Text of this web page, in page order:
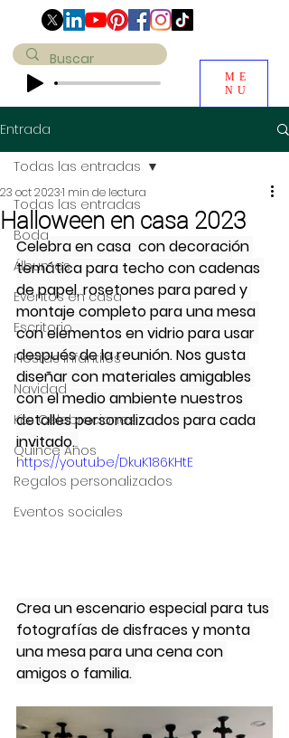
ME
NU
Entrada
Todas las entradas
Boda
Álbumes
Eventos en casa
Escritorio
Fiestas infantiles
Navidad
Kits Celebraciones
Quince Años
Regalos personalizados
Eventos sociales
Todas las entradas
Halloween en casa 2023
23 oct 20231 min de lectura
Celebra en casa  con decoración
temática para techo con cadenas
de papel, rosetones para pared y
montaje completo para una mesa
con elementos en vidrio para usar
después de la reunión. Nos gusta
diseñar con materiales amigables
con el medio ambiente nuestros
detalles personalizados para cada
invitado.
https://youtu.be/DkuK186KHtE
Crea un escenario especial para tus
fotografías de disfraces y monta
una mesa para una cena con
amigos o familia.